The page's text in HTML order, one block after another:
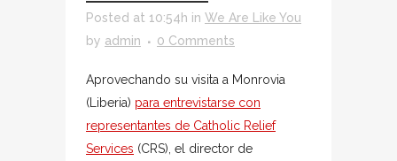
Posted at 10:54h in We Are Like You
by admin 0 Comments
Aprovechando su visita a Monrovia
(Liberia) para entrevistarse con
representantes de Catholic Relief
Services (CRS), el director de